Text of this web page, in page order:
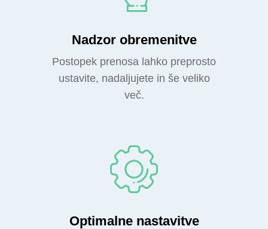
Nadzor obremenitve
Postopek prenosa lahko preprosto
ustavite, nadaljujete in še veliko
več.
Optimalne nastavitve